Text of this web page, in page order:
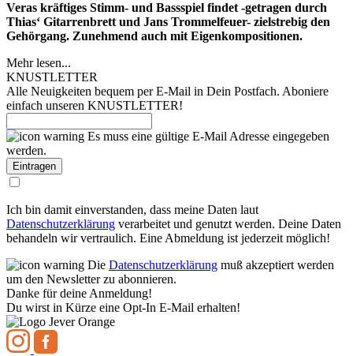
Veras kräftiges Stimm- und Bassspiel findet -getragen durch
Thias‘ Gitarrenbrett und Jans Trommelfeuer- zielstrebig den
Gehörgang. Zunehmend auch mit Eigenkompositionen.
Mehr lesen...
KNUSTLETTER
Alle Neuigkeiten bequem per E-Mail in Dein Postfach. Aboniere
einfach unseren KNUSTLETTER!
Es muss eine gültige E-Mail Adresse eingegeben
werden.
Ich bin damit einverstanden, dass meine Daten laut
Datenschutzerklärung verarbeitet und genutzt werden. Deine Daten
behandeln wir vertraulich. Eine Abmeldung ist jederzeit möglich!
Die Datenschutzerklärung muß akzeptiert werden
um den Newsletter zu abonnieren.
Danke für deine Anmeldung!
Du wirst in Kürze eine Opt-In E-Mail erhalten!